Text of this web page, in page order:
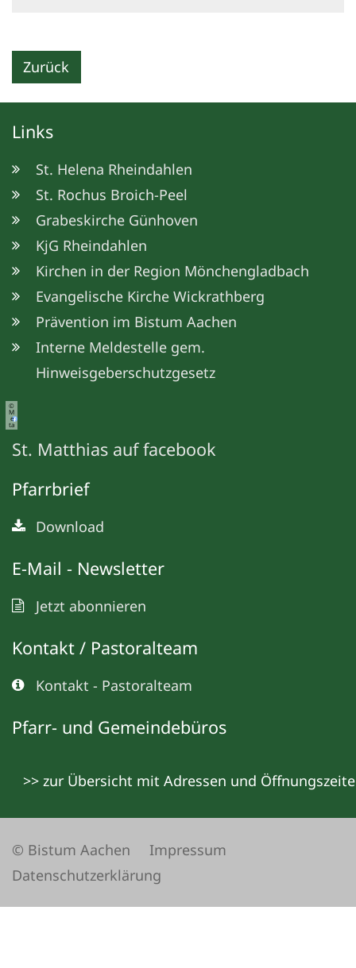
Zurück
Links
St. Helena Rheindahlen
St. Rochus Broich-Peel
Grabeskirche Günhoven
KjG Rheindahlen
Kirchen in der Region Mönchengladbach
Evangelische Kirche Wickrathberg
Prävention im Bistum Aachen
Interne Meldestelle gem.
Hinweisgeberschutzgesetz
©
M
e
ta
St. Matthias auf facebook
Pfarrbrief
Download
E-Mail - Newsletter
Jetzt abonnieren
Kontakt / Pastoralteam
Kontakt - Pastoralteam
Pfarr- und Gemeindebüros
>> zur Übersicht mit Adressen und
© Bistum Aachen
Impressum
Datenschutzerklärung